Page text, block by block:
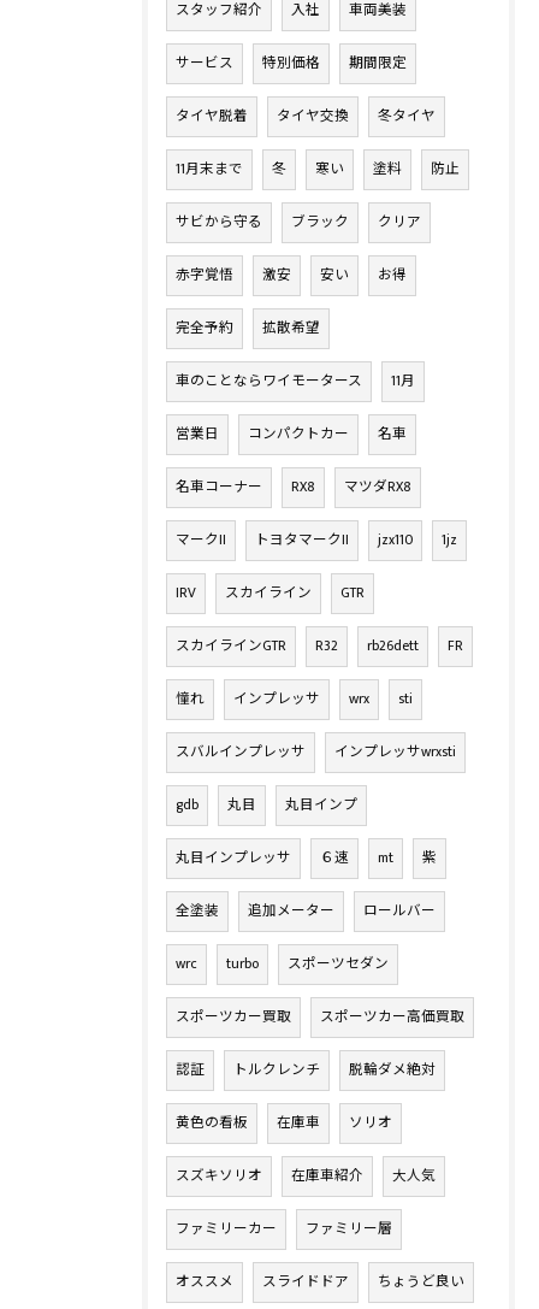
スタッフ紹介 入社 車両美装
サービス 特別価格 期間限定
タイヤ脱着 タイヤ交換 冬タイヤ
11月末まで 冬 寒い 塗料 防止
サビから守る ブラック クリア
赤字覚悟 激安 安い お得
完全予約 拡散希望
車のことならワイモータース 11月
営業日 コンパクトカー 名車
名車コーナー RX8 マツダRX8
マークII トヨタマークII jzx110 1jz
IRV スカイライン GTR
スカイラインGTR R32 rb26dett FR
憧れ インプレッサ wrx sti
スバルインプレッサ インプレッサwrxsti
gdb 丸目 丸目インプ
丸目インプレッサ ６速 mt 紫
全塗装 追加メーター ロールバー
wrc turbo スポーツセダン
スポーツカー買取 スポーツカー高価買取
認証 トルクレンチ 脱輪ダメ絶対
黄色の看板 在庫車 ソリオ
スズキソリオ 在庫車紹介 大人気
ファミリーカー ファミリー層
オススメ スライドドア ちょうど良い